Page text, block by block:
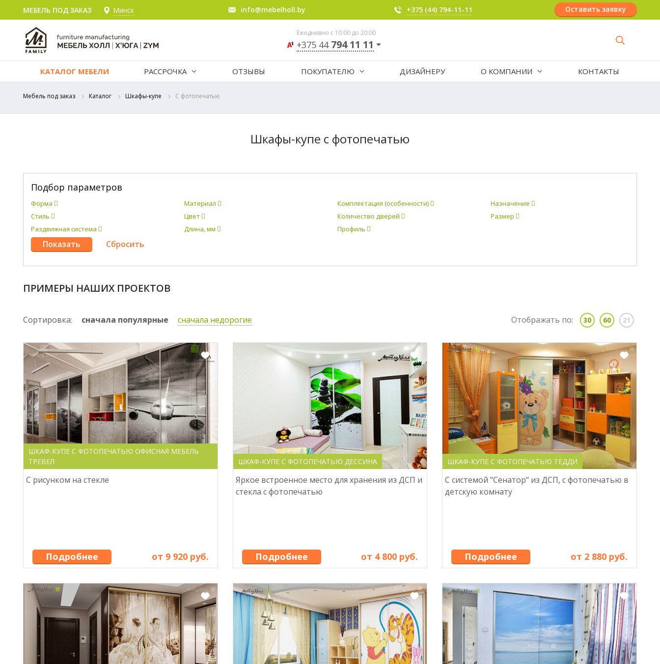
МЕБЕЛЬ ПОД ЗАКАЗ Минск info@mebelholl.by +375 (44) 794-11-11 Оставить заявку
Ежедневно с 10:00 до 20:00
+375 44 794 11 11
КАТАЛОГ МЕБЕЛИ РАССРОЧКА ОТЗЫВЫ ПОКУПАТЕЛЮ ДИЗАЙНЕРУ О КОМПАНИИ КОНТАКТЫ
Мебель под заказ Каталог Шкафы-купе С фотопечатью
Шкафы-купе с фотопечатью
Подбор параметров
Форма Материал Комплектация (особенности)
Назначение
Стиль
Цвет Количество дверей
Размер
Раздвижная система
Длина, мм Профиль
ПРИМЕРЫ НАШИХ ПРОЕКТОВ
Сортировка: сначала популярные сначала недорогие Отображать по: 30 60 21
ШКАФ-КУПЕ С ФОТОПЕЧАТЬЮ ОФИСНАЯ МЕБЕЛЬ
ТРЕВЕЛ
С рисунком на стекле
Подробнее от 9 920 руб.
ШКАФ-КУПЕ С ФОТОПЕЧАТЬЮ ДЕССИНА
Яркое встроенное место для хранения из ДСП и
стекла с фотопечатью
Подробнее от 4 800 руб.
ШКАФ-КУПЕ С ФОТОПЕЧАТЬЮ ТЕДДИ
С системой "Сенатор" из ДСП, с фотопечатью в
детскую комнату
Подробнее от 2 880 руб.